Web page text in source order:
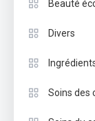
Beauté
Divers
Soins des